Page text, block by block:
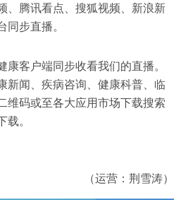
、腾讯看点、搜狐视频、新浪新
同步直播。
康客户端同步收看我们的直播。
新闻、疾病咨询、健康科普、临
维码或至各大应用市场下载搜索
载。
（运营：荆雪涛）